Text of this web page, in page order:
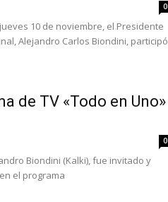
0
10 de noviembre, el Presidente
Alejandro Carlos Biondini, participó
de TV «Todo en Uno»
0
Biondini (Kalki), fue invitado y
el programa